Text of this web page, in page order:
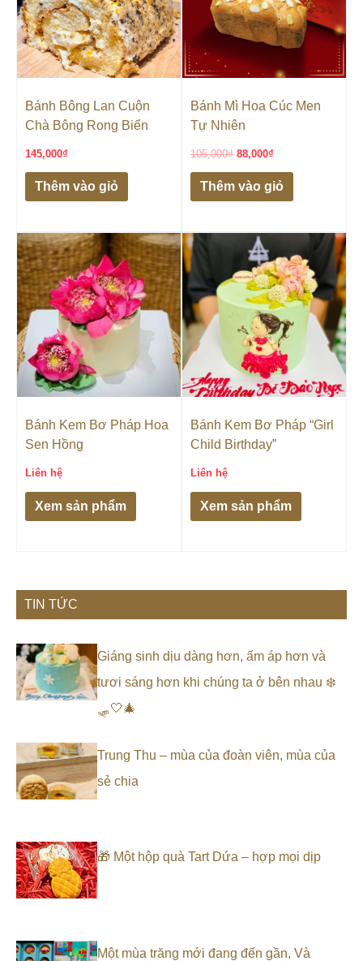
Bánh Bông Lan Cuộn
Chà Bông Rong Biển
145,000₫
Thêm vào giỏ
Bánh Mì Hoa Cúc Men
Tự Nhiên
105,000₫ 88,000₫
Thêm vào giỏ
Bánh Kem Bơ Pháp Hoa
Sen Hồng
Liên hệ
Xem sản phẩm
Bánh Kem Bơ Pháp “Girl
Child Birthday”
Liên hệ
Xem sản phẩm
TIN TỨC
Giáng sinh dịu dàng hơn, ấm áp hơn và
tươi sáng hơn khi chúng ta ở bên nhau ❄️
🛷🤍🎄
Trung Thu – mùa của đoàn viên, mùa của
sẻ chia
🎁 Một hộp quà Tart Dứa – hợp mọi dịp
Một mùa trăng mới đang đến gần, Và